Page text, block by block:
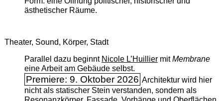
ästhetischer Räume.
Theater, Sound, Körper, Stadt
Parallel dazu beginnt Nicole L’Huilliermit ­Membrane
eine Arbeit am Gebäude selbst.
Premiere: 9. Oktober 2026 Architektur wird hier
nicht als statischer Stein verstanden, sondern als